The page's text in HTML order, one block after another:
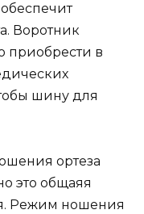
Воротник
приобрести в
шину для
ортеза
это общаяя
Режим ношения